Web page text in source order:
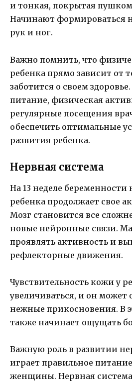
и тонкая, покрытая
Начинают формироваться
рук и ног.
Важно помнить, что
ребенка прямо зависит от
заботится о своем
питание, физическая
регулярные посещения
обеспечить оптимальные
развития ребенка.
Нервная система
На 13 неделе беременности
ребенка продолжает свое
Мозг становится все
новые нейронные связи.
проявлять активность и
рефлекторные движения.
Чувствительность кожи у
увеличиваться, и он может
нежные прикосновения. В
также начинает ощущать
Важную роль в развитии
играет правильное
женщины. Нервная